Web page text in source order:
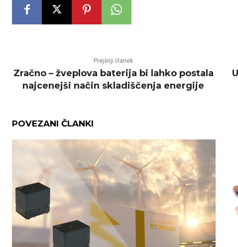
Prejšnji članek
Zračno – žveplova baterija bi lahko postala
najcenejši način skladiščenja energije
POVEZANI ČLANKI